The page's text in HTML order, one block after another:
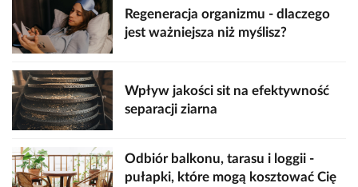
Regeneracja organizmu - dlaczego
jest ważniejsza niż myślisz?
Wpływ jakości sit na efektywność
separacji ziarna
Odbiór balkonu, tarasu i loggii -
pułapki, które mogą kosztować Cię